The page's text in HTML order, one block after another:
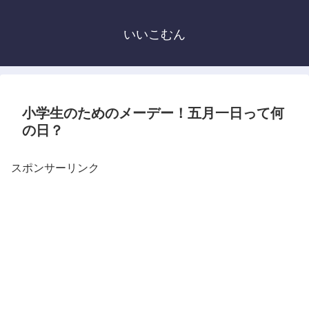
いいこむん
小学生のためのメーデー！五月一日って何
の日？
スポンサーリンク